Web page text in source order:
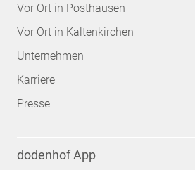
Vor Ort in Posthausen
Vor Ort in Kaltenkirchen
Unternehmen
Karriere
Presse
dodenhof App